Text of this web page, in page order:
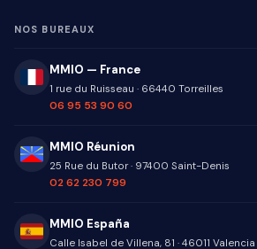
NOS BUREAUX
MMIO — France
1 rue du Ruisseau · 66440 Torreilles
06 95 53 90 60
MMIO Réunion
25 Rue du Butor· 97400 Saint-Denis
02 62 230 799
MMIO España
Calle Isabel de Villena, 81 · 46011 Valencia